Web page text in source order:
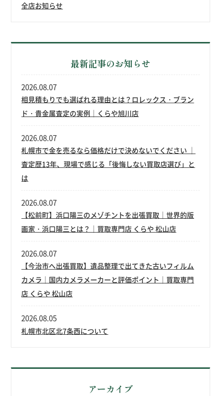
全店お知らせ
最新記事のお知らせ
相見積もりでも選ばれる理由とは？ロレックス・ブラン
ド・貴金属査定の実例｜くらや旭川店
2026.08.07
札幌市で金を売るなら価格だけで決めないでください ｜
査定歴13年、現場で感じる「後悔しない買取店選び」と
は
2026.08.07
【松前町】浜口陽三のメゾチントを出張買取｜世界的版
画家・浜口陽三とは？｜買取専門店 くらや 松山店
2026.08.07
【今治市へ出張買取】遺品整理で出てきた古いフィルム
カメラ｜国内カメラメーカーと評価ポイント｜買取専門
店 くらや 松山店
2026.08.07
札幌市北区北7条西について
2026.08.05
アーカイブ